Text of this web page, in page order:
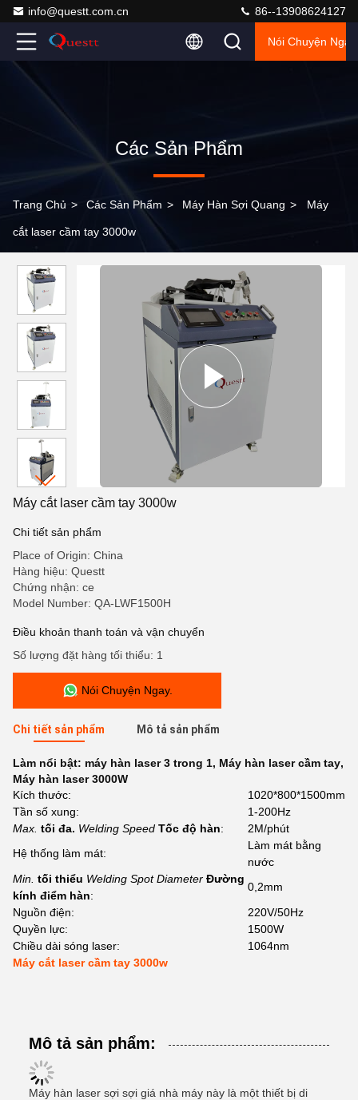
info@questt.com.cn 86--13908624127
Nói Chuyện Ngay.
Các Sản Phẩm
Trang Chủ > Các Sản Phẩm > Máy Hàn Sợi Quang > Máy
cắt laser cầm tay 3000w
Máy cắt laser cầm tay 3000w
Chi tiết sản phẩm
Place of Origin: China
Hàng hiệu: Questt
Chứng nhận: ce
Model Number: QA-LWF1500H
Điều khoản thanh toán và vận chuyển
Số lượng đặt hàng tối thiểu: 1
Nói Chuyện Ngay.
Chi tiết sản phẩm Mô tả sản phẩm
Làm nổi bật: máy hàn laser 3 trong 1, Máy hàn laser cầm tay,
Máy hàn laser 3000W
Kích thước:
1020*800*1500mm
Tần số xung:
1-200Hz
Max. tối đa. Welding Speed Tốc độ hàn:
2M/phút
Hệ thống làm mát:
Làm mát bằng
nước
Min. tối thiểu Welding Spot Diameter Đường
kính điểm hàn:
0,2mm
Nguồn điện:
220V/50Hz
Quyền lực:
1500W
Chiều dài sóng laser:
1064nm
Máy cắt laser cầm tay 3000w
Mô tả sản phẩm:
Máy hàn laser sợi sợi giá nhà máy này là một thiết bị di